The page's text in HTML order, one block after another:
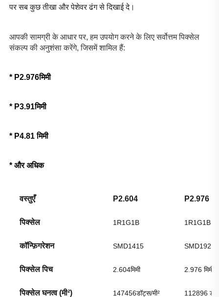
पर सब कुछ तीखा और पेशेवर ढंग से दिखाई दे।
आपकी सामग्री के आधार पर, हम उपयोग करने के लिए सर्वोत्तम पिक्सेल
संकल्प की अनुशंसा करेंगे, जिसमें शामिल हैं:
* P2.976मिमी
* P3.91मिमी
* P4.81 मिमी
* और अधिक
वस्तुएँ P2.604 P2.976
पिक्सेल 1R1G1B 1R1G1B
कॉन्फ़िगरेशन SMD1415 SMD1921
पिक्सेल पिच 2.604मिमी 2.976 मिमी
पिक्सेल घनत्व (मी²) 147456डॉट्स/मी² 112896